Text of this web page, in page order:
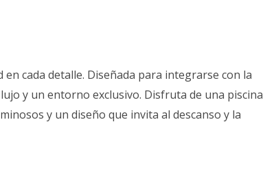
cada detalle. Diseñada para integrarse con la
y un entorno exclusivo. Disfruta de una piscina
y un diseño que invita al descanso y la